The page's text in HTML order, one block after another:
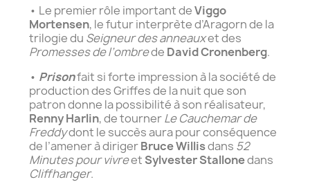
• Le premier rôle important deViggo
Mortensen, le futur interprète d’Aragorn de la
trilogie du Seigneur des anneauxet des
Promesses de l’ombrede David Cronenberg.
• Prisonfait si forte impression à la société de
production des Griffes de la nuit que son
patron donne la possibilité à son réalisateur,
Renny Harlin, de tournerLe Cauchemar de
Freddydont le succès aura pour conséquence
de l’amener à dirigerBruce Willisdans 52
Minutes pour vivreetSylvester Stallonedans
Cliffhanger.